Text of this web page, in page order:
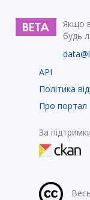
Якщо
будь
API
Політика
Про портал
За